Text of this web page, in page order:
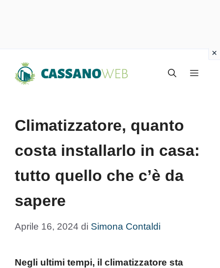
Menu
Climatizzatore, quanto
costa installarlo in casa:
tutto quello che c’è da
sapere
Aprile 16, 2024 di Simona Contaldi
Negli ultimi tempi, il climatizzatore sta